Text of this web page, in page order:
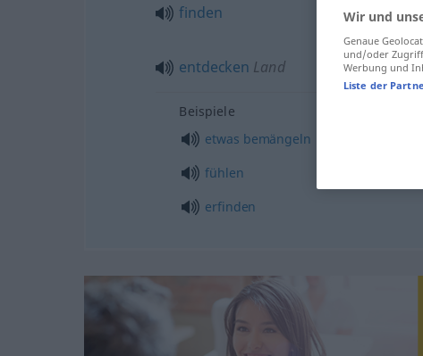
finden
entdecken Land
Beispiele
etwas bemängeln
fühlen
erfinden
Wir und
Genaue
und/oder
Werbung und
Liste der